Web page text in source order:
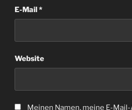
E-Mail*
Website
Meinen Namen, meine E-